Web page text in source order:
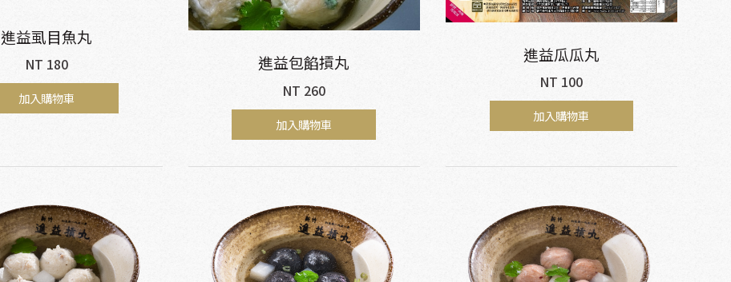
進益虱目魚丸
NT 180
加入購物車
進益包餡摃丸
NT 260
加入購物車
進益瓜瓜丸
NT 100
加入購物車